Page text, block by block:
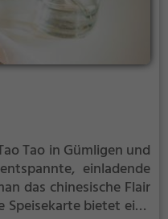
Tao in Gümligen und
einladende
das chinesische Flair
Speisekarte bietet eine